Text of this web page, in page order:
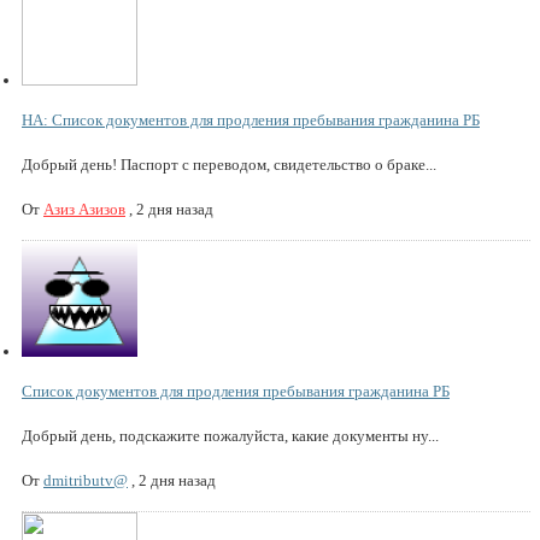
НА: Список документов для продления пребывания гражданина РБ
Добрый день! Паспорт с переводом, свидетельство о браке...
От Азиз Азизов 2 дня назад
Список документов для продления пребывания гражданина РБ
Добрый день, подскажите пожалуйста, какие документы ну...
От dmitributv@ 2 дня назад